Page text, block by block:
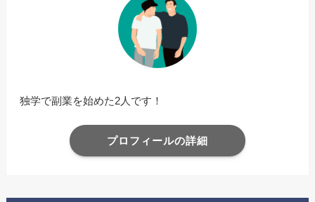
独学で副業を始めた2人です！
プロフィールの詳細